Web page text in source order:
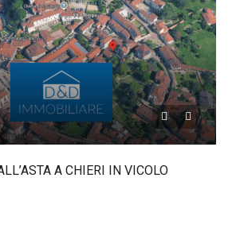
A CHIERI IN VICOLO